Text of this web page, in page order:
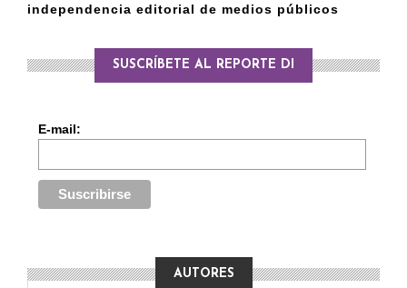
independencia editorial de medios públicos
SUSCRÍBETE AL REPORTE DI
E-mail:
AUTORES